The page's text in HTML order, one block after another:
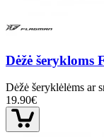
Dėžė šerykloms
Dėžė šeryklėlėms ar
19.90€